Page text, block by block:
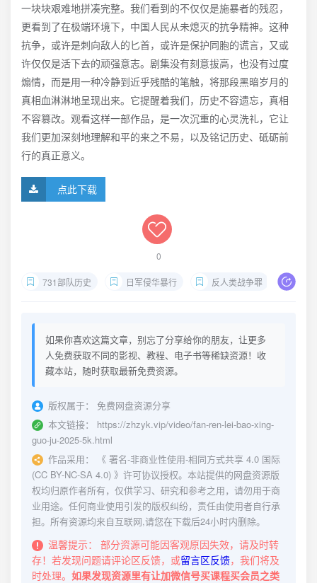
一块块艰难地拼凑完整。我们看到的不仅仅是施暴者的残忍，
更看到了在极端环境下，中国人民从未熄灭的抗争精神。这种
抗争，或许是刺向敌人的匕首，或许是保护同胞的谎言，又或
许仅仅是活下去的顽强意志。剧集没有刻意拔高，也没有过度
煽情，而是用一种冷静到近乎残酷的笔触，将那段黑暗岁月的
真相血淋淋地呈现出来。它提醒着我们，历史不容遗忘，真相
不容篡改。观看这样一部作品，是一次沉重的心灵洗礼，它让
我们更加深刻地理解和平的来之不易，以及铭记历史、砥砺前
行的真正意义。
点此下载
0
731部队历史 日军侵华暴行 反人类战争罪
如果你喜欢这篇文章，别忘了分享给你的朋友，让更多
人免费获取不同的影视、教程、电子书等稀缺资源！收
藏本站，随时获取最新免费资源。
版权属于：
免费网盘资源分享
本文链接：
https://zhzyk.vip/video/fan-ren-lei-bao-xing-
guo-ju-2025-5k.html
作品采用：
《 署名-非商业性使用-相同方式共享 4.0 国际
(CC BY-NC-SA 4.0) 》许可协议授权。本站提供的网盘资源版
权均归原作者所有，仅供学习、研究和参考之用，请勿用于商
业用途。任何商业使用引发的版权纠纷，责任由使用者自行承
担。所有资源均来自互联网,请您在下载后24小时内删除。
温馨提示：
部分资源可能因客观原因失效，请及时转
存！若发现问题请评论区反馈，或留言区反馈，我们将及
时处理。 如果发现资源里有让加微信号买课程买会员之类